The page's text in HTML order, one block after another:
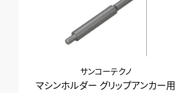
マシンホルダー グリップアンカー用
サンコーテクノ